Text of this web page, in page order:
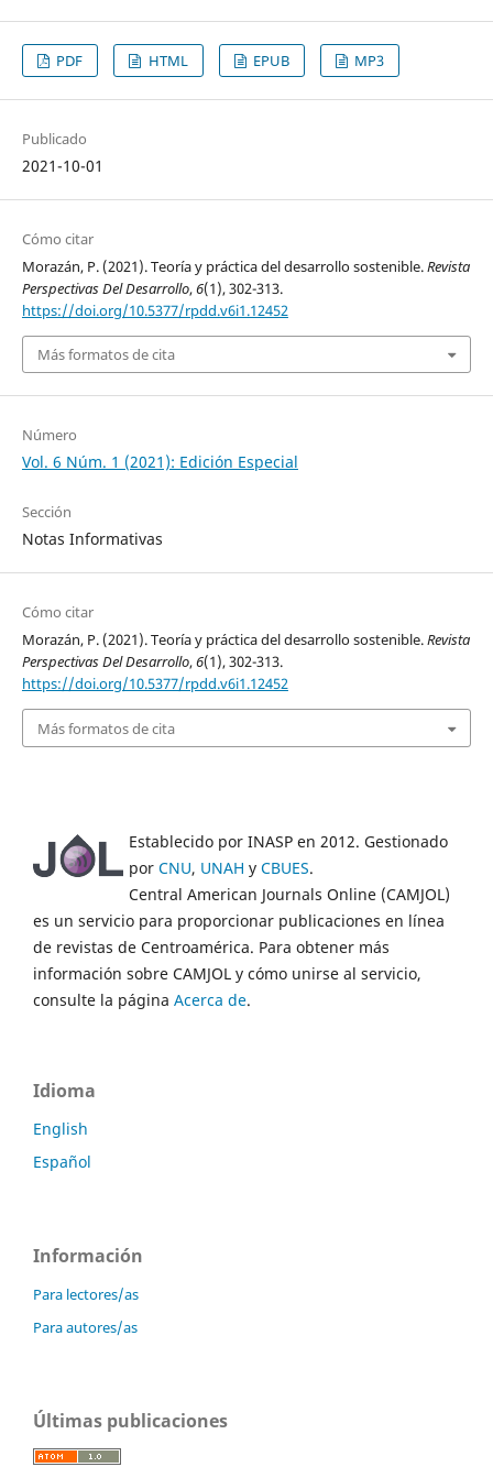
PDF HTML EPUB MP3
Publicado
2021-10-01
Cómo citar
Morazán, P. (2021). Teoría y práctica del desarrollo sostenible.Revista
Perspectivas Del Desarrollo,6(1), 302-313.
https://doi.org/10.5377/rpdd.v6i1.12452
Más formatos de cita
Número
Vol. 6 Núm. 1 (2021): Edición Especial
Sección
Notas Informativas
Cómo citar
Morazán, P. (2021). Teoría y práctica del desarrollo sostenible.Revista
Perspectivas Del Desarrollo,6(1), 302-313.
https://doi.org/10.5377/rpdd.v6i1.12452
Más formatos de cita
Establecido por INASP en 2012. Gestionado
por CNU, UNAH y CBUES.
Central American Journals Online (CAMJOL)
es un servicio para proporcionar publicaciones en línea
de revistas de Centroamérica. Para obtener más
información sobre CAMJOL y cómo unirse al servicio,
consulte la página Acerca de.
Idioma
English
Español
Información
Para lectores/as
Para autores/as
Últimas publicaciones